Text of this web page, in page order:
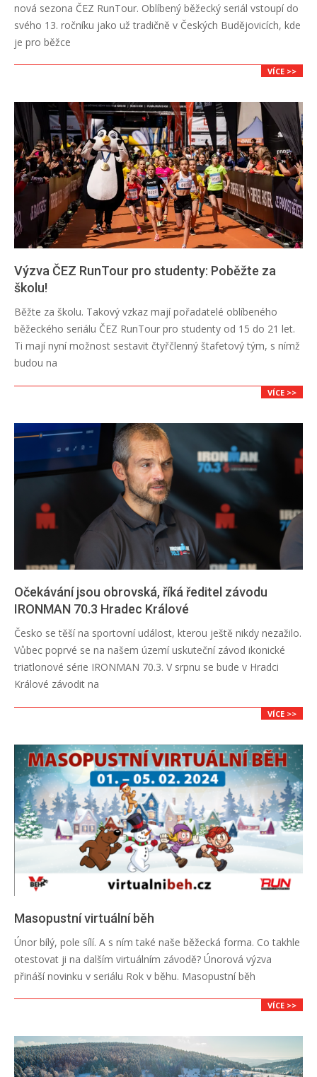
nová sezona ČEZ RunTour. Oblíbený běžecký seriál vstoupí do
svého 13. ročníku jako už tradičně v Českých Budějovicích, kde
je pro běžce
VÍCE >>
Výzva ČEZ RunTour pro studenty: Poběžte za
školu!
Běžte za školu. Takový vzkaz mají pořadatelé oblíbeného
běžeckého seriálu ČEZ RunTour pro studenty od 15 do 21 let.
Ti mají nyní možnost sestavit čtyřčlenný štafetový tým, s nímž
budou na
VÍCE >>
Očekávání jsou obrovská, říká ředitel závodu
IRONMAN 70.3 Hradec Králové
2024-
02-
Česko se těší na sportovní událost, kterou ještě nikdy nezažilo.
Vůbec poprvé se na našem území uskuteční závod ikonické
triatlonové série IRONMAN 70.3. V srpnu se bude v Hradci
Králové závodit na
VÍCE >>
Masopustní virtuální běh
2024-
Únor bílý, pole sílí. A s ním také naše běžecká forma. Co takhle
otestovat ji na dalším virtuálním závodě? Únorová výzva
přináší novinku v seriálu Rok v běhu. Masopustní běh
VÍCE >>